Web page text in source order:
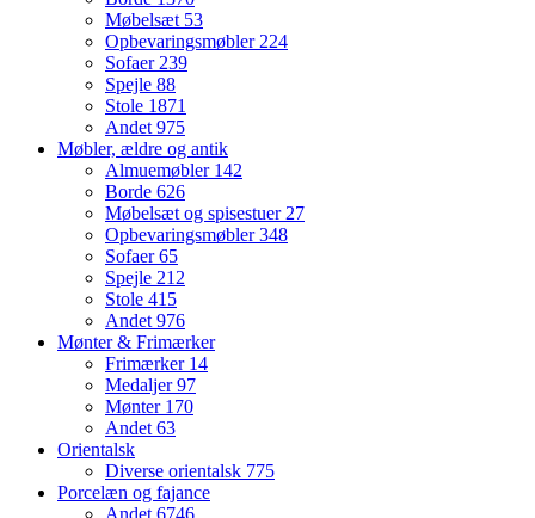
Møbelsæt 53
Opbevaringsmøbler224
Sofaer239
Spejle 88
Stole 1871
Andet975
Møbler, ældre og antik
Almuemøbler 142
Borde 626
Møbelsæt og spisestuer27
Opbevaringsmøbler348
Sofaer65
Spejle 212
Stole 415
Andet976
Mønter & Frimærker
Frimærker 14
Medaljer97
Mønter 170
Andet63
Orientalsk
Diverse orientalsk 775
Porcelæn og fajance